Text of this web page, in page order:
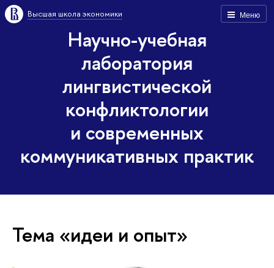
Меню
Высшая школа экономики
Научно-учебная
лаборатория
лингвистической
конфликтологии
и современных
коммуникативных практик
Тема «идеи и опыт»